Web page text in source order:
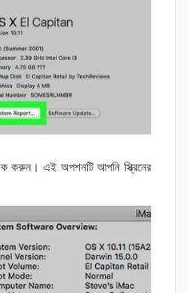
করুন। এই অপশনটি আপনি স্ক্রিনের